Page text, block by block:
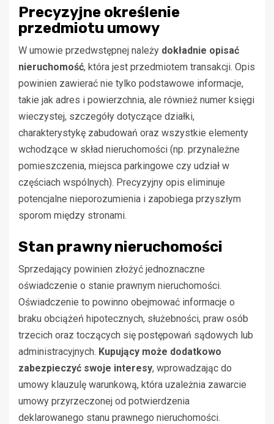
Precyzyjne określenie
przedmiotu umowy
W umowie przedwstępnej należy dokładnie opisać
nieruchomość, która jest przedmiotem transakcji. Opis
powinien zawierać nie tylko podstawowe informacje,
takie jak adres i powierzchnia, ale również numer księgi
wieczystej, szczegóły dotyczące działki,
charakterystykę zabudowań oraz wszystkie elementy
wchodzące w skład nieruchomości (np. przynależne
pomieszczenia, miejsca parkingowe czy udział w
częściach wspólnych). Precyzyjny opis eliminuje
potencjalne nieporozumienia i zapobiega przyszłym
sporom między stronami.
Stan prawny nieruchomości
Sprzedający powinien złożyć jednoznaczne
oświadczenie o stanie prawnym nieruchomości.
Oświadczenie to powinno obejmować informacje o
braku obciążeń hipotecznych, służebności, praw osób
trzecich oraz toczących się postępowań sądowych lub
administracyjnych. Kupujący może dodatkowo
zabezpieczyć swoje interesy, wprowadzając do
umowy klauzulę warunkową, która uzależnia zawarcie
umowy przyrzeczonej od potwierdzenia
deklarowanego stanu prawnego nieruchomości.